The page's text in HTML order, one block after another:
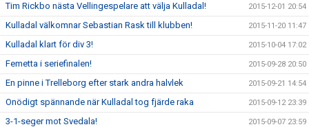
Tim Rickbo nästa Vellingespelare att välja Kulladal! 2015-12-01 20:54
Kulladal välkomnar Sebastian Rask till klubben! 2015-11-20 11:47
Kulladal klart för div 3! 2015-10-04 17:02
Femetta i seriefinalen! 2015-09-28 20:50
En pinne i Trelleborg efter stark andra halvlek 2015-09-21 14:54
Onödigt spännande när Kulladal tog fjärde raka 2015-09-12 23:39
3-1-seger mot Svedala! 2015-09-07 23:59